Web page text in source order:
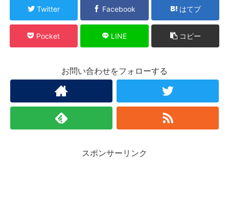
Twitter Facebook はてブ
Pocket LINE コピー
お問い合わせをフォローする
スポンサーリンク